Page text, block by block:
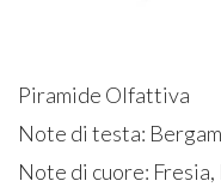
Piramide Olfattiva
Note di testa:
Note di cuore: Fresia,